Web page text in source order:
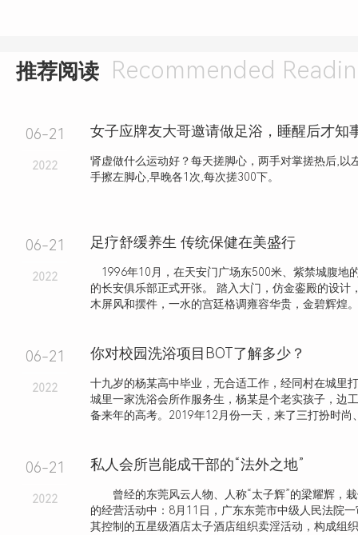
推荐阅读 Recommended
06-21
2022
肾虚做什么运动好？每天搓脚心，两手对掌搓热后,以
手擦左脚心,早晚各1次,每次搓300下。
06-21
2022
足疗舒缓养生 传统保健在美盛行
1996年10月，在天安门广场东500米、紫禁城腹地
的长安俱乐部正式开张。 踏入大门，仿金銮殿的设计
木屏风和摆件，一水的宫廷格调雍容华贵，金碧辉煌。
06-21
2022
你对校园洗浴项目BOT了解多少？
十九岁的杨某高中毕业，无合适工作，经同村在城里
城里一家洗浴会所作服务生，杨某是个老实孩子，边
备来年的高考。2019年12月份一天，来了三打扮时尚
06-21
2022
私人会所岂能成干部的“法外之地”
曾经的东莞风云人物、人称“太子辉”的梁耀辉，栽
的经营活动中：8月11日，广东东莞市中级人民法院
其控制的五星级酒店太子酒店组织卖淫活动，构成组